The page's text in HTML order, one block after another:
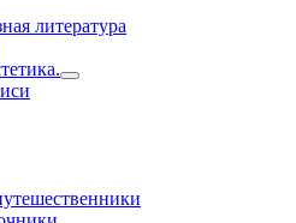
литература